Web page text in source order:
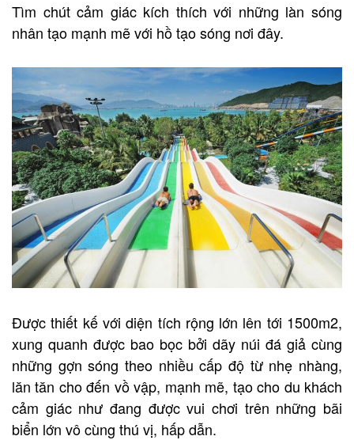
Tìm chút cảm giác kích thích với những làn sóng
nhân tạo mạnh mẽ với hồ tạo sóng nơi đây.
Được thiết kế với diện tích rộng lớn lên tới 1500m2,
xung quanh được bao bọc bởi dãy núi đá giả cùng
những gợn sóng theo nhiều cấp độ từ nhẹ nhàng,
lăn tăn cho đến vồ vập, mạnh mẽ, tạo cho du khách
cảm giác như đang được vui chơi trên những bãi
biển lớn vô cùng thú vị, hấp dẫn.